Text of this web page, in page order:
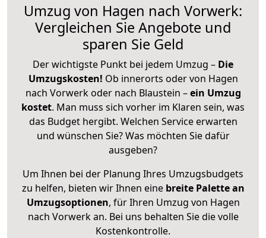
Umzug von Hagen nach Vorwerk:
Vergleichen Sie Angebote und
sparen Sie Geld
Der wichtigste Punkt bei jedem Umzug – Die
Umzugskosten! Ob innerorts oder von Hagen
nach Vorwerk oder nach Blaustein –ein Umzug
kostet. Man muss sich vorher im Klaren sein, was
das Budget hergibt. Welchen Service erwarten
und wünschen Sie? Was möchten Sie dafür
ausgeben?
Um Ihnen bei der Planung Ihres Umzugsbudgets
zu helfen, bieten wir Ihnen eine breite Palette an
Umzugsoptionen, für Ihren Umzug von Hagen
nach Vorwerk an. Bei uns behalten Sie die volle
Kostenkontrolle.